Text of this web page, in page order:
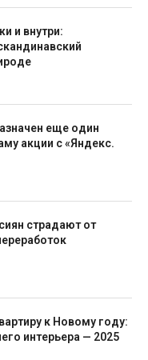
и внутри:
еще один
акции с «Яндекс.
страдают от
к Новому году:
интерьера — 2025